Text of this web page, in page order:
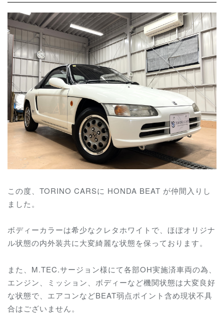
この度、TORINO CARSに HONDA BEAT が仲間入りし
ました。
ボディーカラーは希少なクレタホワイトで、ほぼオリジナ
ル状態の内外装共に大変綺麗な状態を保っております。
また、M.TEC.サージョン様にて各部OH実施済車両の為、
エンジン、ミッション、ボディーなど機関状態は大変良好
な状態で、エアコンなどBEAT弱点ポイント含め現状不具
合はございません。